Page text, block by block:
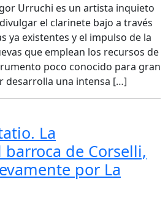
Urruchi es un artista inquieto
el clarinete bajo a través
ya existentes y el impulso de la
que emplean los recursos de
poco conocido para gran
desarrolla una intensa […]
La
de Corselli,
por La